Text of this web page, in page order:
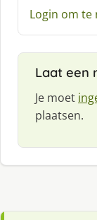
:Login om te
Laat een
Je moet
plaatsen.